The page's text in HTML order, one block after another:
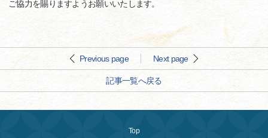
ご協力を賜りますようお願いいたします。
Previous page Next page
記事一覧へ戻る
Top